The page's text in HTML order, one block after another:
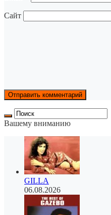
Сайт
Вашему вниманию
GILLA
06.08.2026